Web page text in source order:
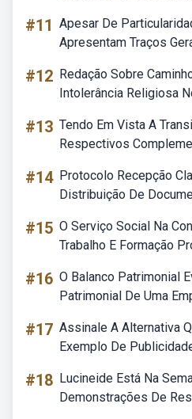
#11 Apesar De
Apresentam Traços
#12 Redação Sobre
Intolerância Religiosa
#13 Tendo Em Vista A
Respectivos
#14 Protocolo Recepção
Distribuição De
#15 O Serviço Social Na
Trabalho E Formação
#16 O Balanco Patrimonial
Patrimonial De Uma
#17 Assinale A Alternativa
Exemplo De
#18 Lucineide Está Na
Demonstrações De